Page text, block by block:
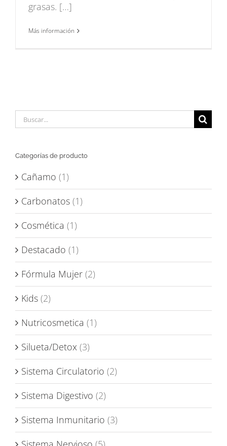
grasas. […]
Más información
Buscar:
Categorías de producto
Cañamo (1)
Carbonatos (1)
Cosmética (1)
Destacado (1)
Fórmula Mujer (2)
Kids (2)
Nutricosmetica (1)
Silueta/Detox (3)
Sistema Circulatorio (2)
Sistema Digestivo (2)
Sistema Inmunitario (3)